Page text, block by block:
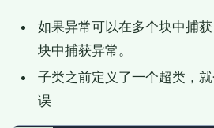
如果异常可以在多个块中捕
块中捕获异常。
子类之前定义了一个超类，
误